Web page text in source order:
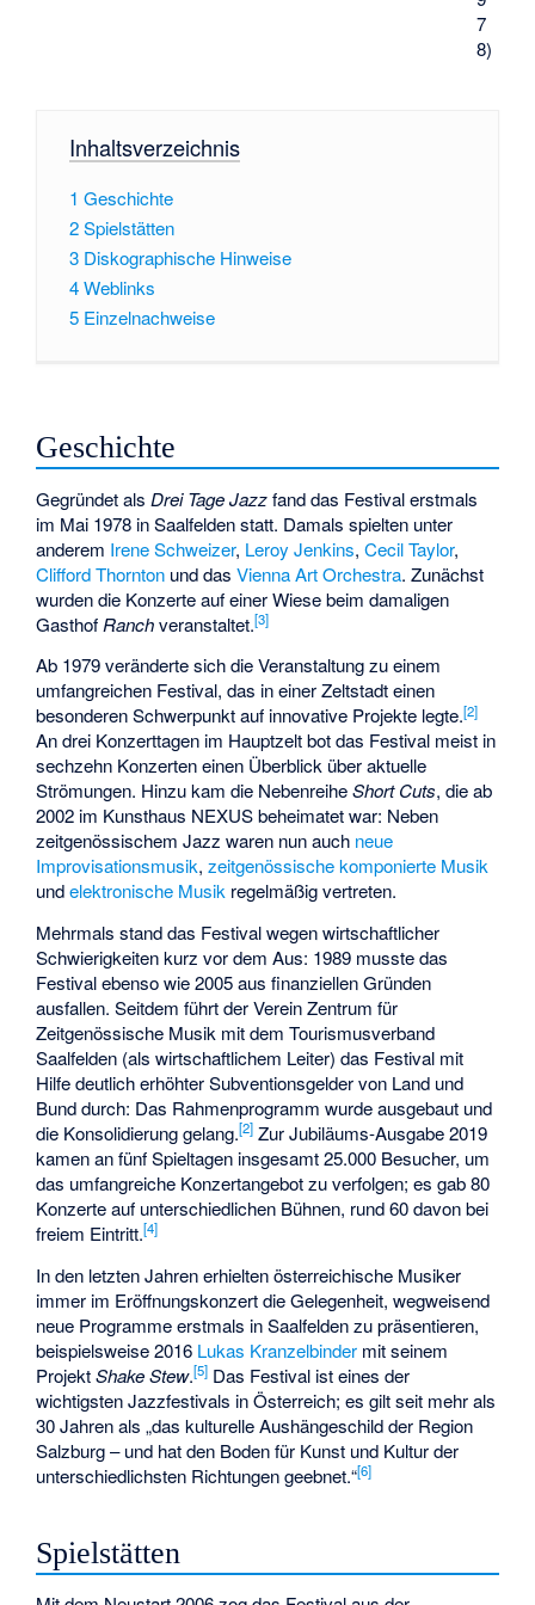
7
8)
Inhaltsverzeichnis
1 Geschichte
2Spielstätten
3 Diskographische Hinweise
4Weblinks
5 Einzelnachweise
Geschichte
Gegründet alsDrei Tage Jazzfand das Festival erstmals
im Mai 1978 in Saalfelden statt. Damals spielten unter
anderem Irene Schweizer, Leroy Jenkins,Cecil Taylor,
Clifford Thornton und dasVienna Art Orchestra. Zunächst
wurden die Konzerte auf einer Wiese beim damaligen
Gasthof Ranchveranstaltet.[3]
Ab 1979 veränderte sich die Veranstaltung zu einem
umfangreichen Festival, das in einer Zeltstadt einen
besonderen Schwerpunkt auf innovative Projekte legte.[2]
An drei Konzerttagen im Hauptzelt bot das Festival meist in
sechzehn Konzerten einen Überblick über aktuelle
Strömungen. Hinzu kam die NebenreiheShort Cuts, die ab
2002 im Kunsthaus NEXUS beheimatet war: Neben
zeitgenössischem Jazz waren nun auch neue
Improvisationsmusik,zeitgenössische komponierte Musik
undelektronische Musik regelmäßig vertreten.
Mehrmals stand das Festival wegen wirtschaftlicher
Schwierigkeiten kurz vor dem Aus: 1989 musste das
Festival ebenso wie 2005 aus finanziellen Gründen
ausfallen. Seitdem führt der Verein Zentrum für
Zeitgenössische Musik mit dem Tourismusverband
Saalfelden (als wirtschaftlichem Leiter) das Festival mit
Hilfe deutlich erhöhter Subventionsgelder von Land und
Bund durch: Das Rahmenprogramm wurde ausgebaut und
die Konsolidierung gelang.[2] Zur Jubiläums-Ausgabe 2019
kamen an fünf Spieltagen insgesamt 25.000 Besucher, um
das umfangreiche Konzertangebot zu verfolgen; es gab 80
Konzerte auf unterschiedlichen Bühnen, rund 60 davon bei
freiem Eintritt.[4]
In den letzten Jahren erhielten österreichische Musiker
immer im Eröffnungskonzert die Gelegenheit, wegweisend
neue Programme erstmals in Saalfelden zu präsentieren,
beispielsweise 2016 Lukas Kranzelbinder mit seinem
ProjektShake Stew.[5] Das Festival ist eines der
wichtigsten Jazzfestivals in Österreich; es gilt seit mehr als
30 Jahren als „das kulturelle Aushängeschild der Region
Salzburg – und hat den Boden für Kunst und Kultur der
unterschiedlichsten Richtungen geebnet.“[6]
Spielstätten